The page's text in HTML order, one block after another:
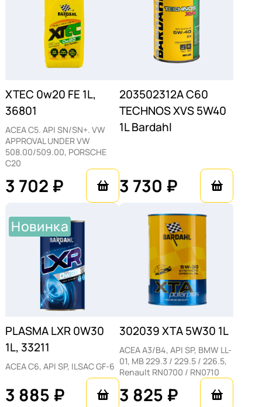
XTEC 0w20 FE 1L,
36801
ACEA C5. API SN/SN+. VW
APPROVAL UNDER VW
508.00/509.00, PORSCHE
C20
3 702 ₽
203502312A С60
TECHNOS XVS 5W40
1L Bardahl
3 730 ₽
Новинка
PLASMA LXR 0W30
1L, 33211
ACEA C6, API SP, ILSAC GF-6
3 885 ₽
302039 XTA 5W30 1L
ACEA A3/B4, API SP, BMW LL-
01, MB 229.3 / 229.5 / 226.5,
Renault RN0700 / RN0710
3 825 ₽